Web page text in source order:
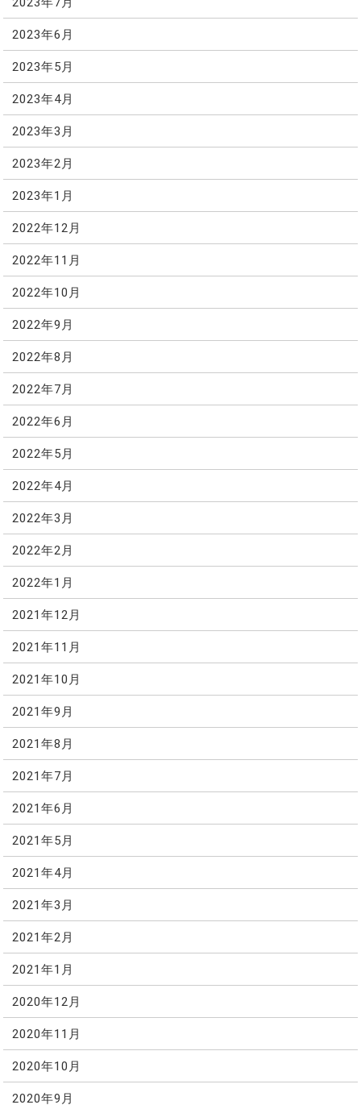
2023年6月
2023年5月
2023年4月
2023年3月
2023年2月
2023年1月
2022年12月
2022年11月
2022年10月
2022年9月
2022年8月
2022年7月
2022年6月
2022年5月
2022年4月
2022年3月
2022年2月
2022年1月
2021年12月
2021年11月
2021年10月
2021年9月
2021年8月
2021年7月
2021年6月
2021年5月
2021年4月
2021年3月
2021年2月
2021年1月
2020年12月
2020年11月
2020年10月
2020年9月